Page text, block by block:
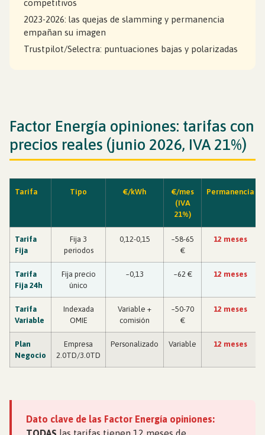
competitivos
2023-2026: las quejas de slamming y permanencia
empañan su imagen
Trustpilot/Selectra: puntuaciones bajas y polarizadas
Factor Energía opiniones: tarifas con
precios reales (junio 2026, IVA 21%)
Tarifa Tipo €/kWh
€/mes
(IVA
21%)
Permanencia
Tarifa
Fija
Fija 3
periodos
0,12-0,15
~58-65
€
12 meses
Tarifa
Fija 24h
Fija precio
único
~0,13 ~62 € 12 meses
Tarifa
Variable
Indexada
OMIE
Variable +
comisión
~50-70
€
12 meses
Plan
Negocio
Empresa
2.0TD/3.0TD
Personalizado Variable 12 meses
Dato clave de las Factor Energía opiniones: